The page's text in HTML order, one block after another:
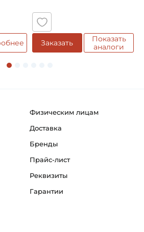
Заказать
Показать
аналоги
Физическим лицам
Доставка
Бренды
Прайс-лист
Реквизиты
Гарантии